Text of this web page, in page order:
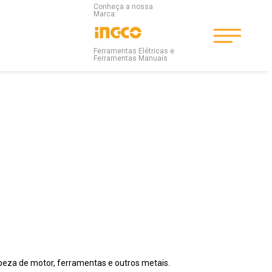
Conheça a nossa
Marca:
Ferramentas Elétricas e
Ferramentas Manuais
de motor, ferramentas e outros metais.